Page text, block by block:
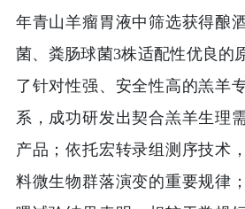
年青山羊瘤胃液中筛选获得酿
菌、粪肠球菌3株适配性优良的
了针对性强、安全性高的羔羊
系，成功研发出契合羔羊生理
产品；依托宏转录组测序技术
料微生物群落演变的重要规律